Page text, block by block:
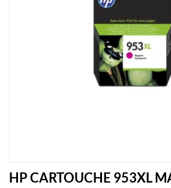
HP CARTOUCHE 953XL